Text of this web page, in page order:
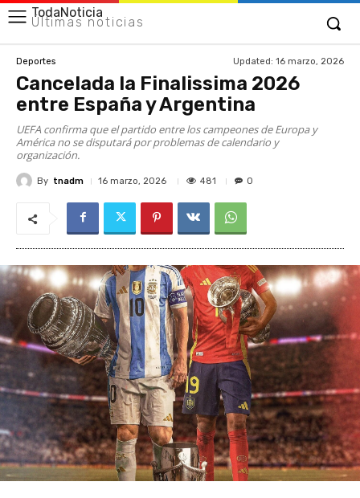
TodaNoticia
Últimas noticias
Deportes Updated: 16 marzo, 2026
Cancelada la Finalissima 2026
entre España y Argentina
UEFA confirma que el partido entre los campeones de Europa y
América no se disputará por problemas de calendario y
organización.
By tnadm 16 marzo, 2026 481 0